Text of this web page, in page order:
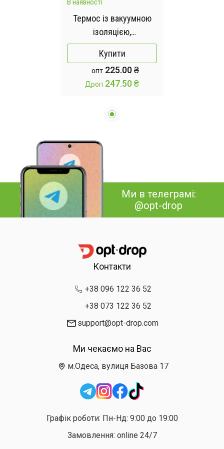
В наявності
Термос із вакуумною
ізоляцією,
Подарунковий набір з 3
чашками 500 мл
Зелений
Купити
опт 225.00 ₴
Дроп 247.50 ₴
Ми в телеграмі:
@opt-drop
Контакти
+38 096 122 36 52
+38 073 122 36 52
support@opt-drop.com
Ми чекаємо на Вас
м.Одеса, вулиця Базова 17
Графік роботи: Пн-Нд: 9:00 до 19:00
Замовлення: online 24/7